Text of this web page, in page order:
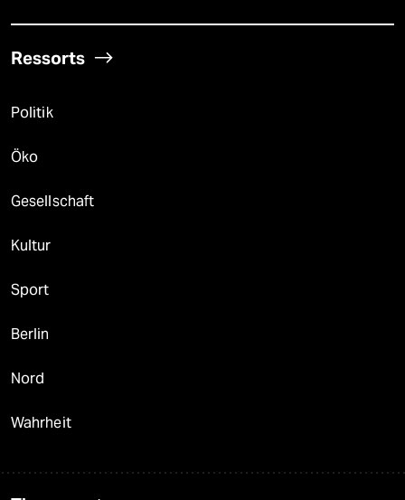
Ressorts
Politik
Öko
Gesellschaft
Kultur
Sport
Berlin
Nord
Wahrheit